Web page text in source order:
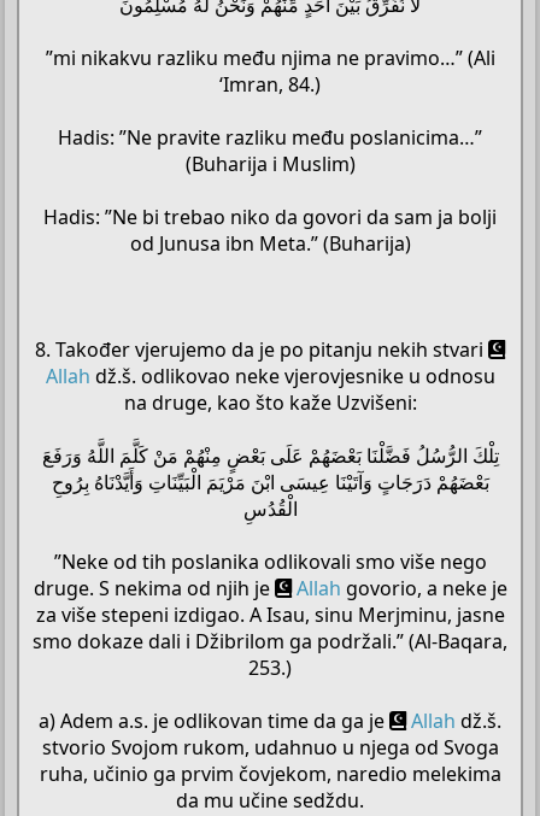
”mi nikakvu razliku među njima ne pravimo…” (Ali
‘Imran, 84.)
Hadis: ”Ne pravite razliku među poslanicima…”
(Buharija i Muslim)
Hadis: ”Ne bi trebao niko da govori da sam ja bolji
od Junusa ibn Meta.” (Buharija)
8. Također vjerujemo da je po pitanju nekih stvari
Allah dž.š. odlikovao neke vjerovjesnike u odnosu
na druge, kao što kaže Uzvišeni:
تِلْكَ الرُّسُلُ فَضَّلْنَا بَعْضَهُمْ عَلَى بَعْضٍ مِنْهُمْ مَنْ كَلَّمَ اللَّهُ وَرَفَعَ
بَعْضَهُمْ دَرَجَاتٍ وَآتَيْنَا عِيسَى ابْنَ مَرْيَمَ الْبَيِّنَاتِ وَأَيَّدْنَاهُ بِرُوحِ
الْقُدُسِ
”Neke od tih poslanika odlikovali smo više nego
druge. S nekima od njih je
Allah govorio, a neke je
za više stepeni izdigao. A Isau, sinu Merjminu, jasne
smo dokaze dali i Džibrilom ga podržali.” (Al-Baqara,
253.)
a) Adem a.s. je odlikovan time da ga je
Allah dž.š.
stvorio Svojom rukom, udahnuo u njega od Svoga
ruha, učinio ga prvim čovjekom, naredio melekima
da mu učine sedždu.